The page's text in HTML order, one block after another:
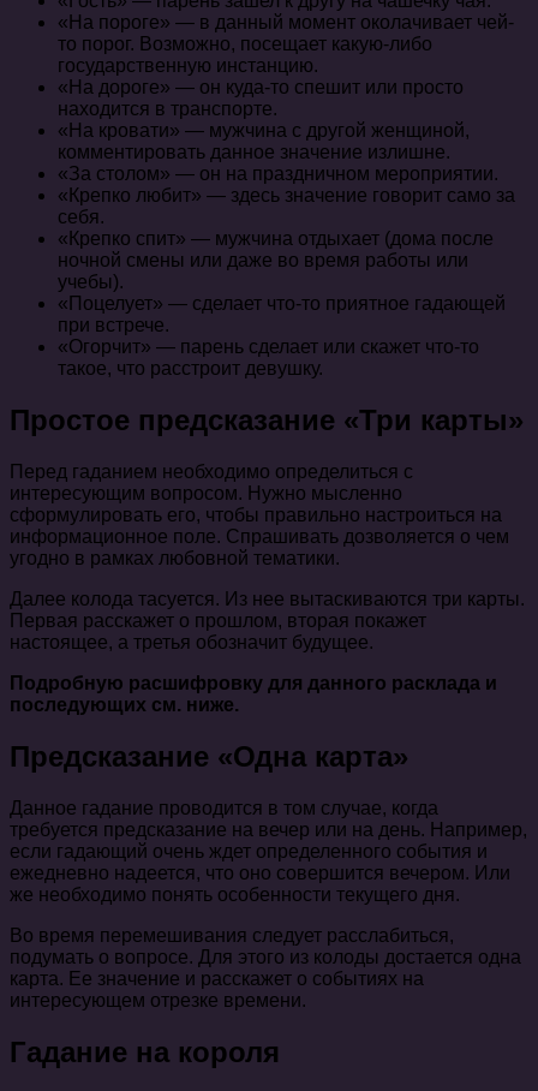
«На пороге» — в данный момент околачивает чей-
то порог. Возможно, посещает какую-либо
государственную инстанцию.
«На дороге» — он куда-то спешит или просто
находится в транспорте.
«На кровати» — мужчина с другой женщиной,
комментировать данное значение излишне.
«За столом» — он на праздничном мероприятии.
«Крепко любит» — здесь значение говорит само за
себя.
«Крепко спит» — мужчина отдыхает (дома после
ночной смены или даже во время работы или
учебы).
«Поцелует» — сделает что-то приятное гадающей
при встрече.
«Огорчит» — парень сделает или скажет что-то
такое, что расстроит девушку.
Простое предсказание «Три карты»
Перед гаданием необходимо определиться с
интересующим вопросом. Нужно мысленно
сформулировать его, чтобы правильно настроиться на
информационное поле. Спрашивать дозволяется о чем
угодно в рамках любовной тематики.
Далее колода тасуется. Из нее вытаскиваются три карты.
Первая расскажет о прошлом, вторая покажет
настоящее, а третья обозначит будущее.
Подробную расшифровку для данного расклада и
последующих см. ниже.
Предсказание «Одна карта»
Данное гадание проводится в том случае, когда
требуется предсказание на вечер или на день. Например,
если гадающий очень ждет определенного события и
ежедневно надеется, что оно совершится вечером. Или
же необходимо понять особенности текущего дня.
Во время перемешивания следует расслабиться,
подумать о вопросе. Для этого из колоды достается одна
карта. Ее значение и расскажет о событиях на
интересующем отрезке времени.
Гадание на короля